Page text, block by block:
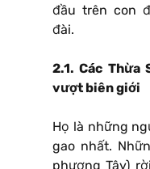
đầu trên con
đài.
2.1. Các Thừa
vượt biên giới
Họ là những
gao nhất.
phương Tây)